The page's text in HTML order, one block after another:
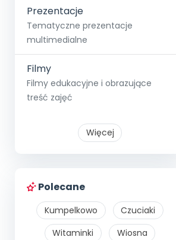
Prezentacje
Tematyczne prezentacje
multimedialne
Filmy
Filmy edukacyjne i obrazujące
treść zajęć
Więcej
Polecane
Kumpelkowo
Czuciaki
Witaminki
Wiosna